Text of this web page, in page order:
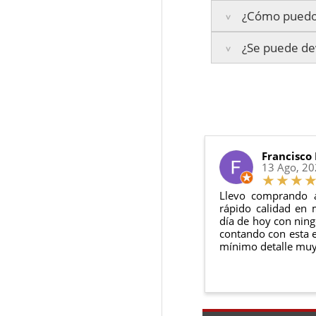
Islas Baleares:El
Los plazos
La garantía varía
3 años de
2 años de
Todas nuestras
¿Cómo
Te enviaremos un
en todo momento.
¿Se puede
El producto
Debe
13 Ago,
Llevo
rápido calidad en
día de hoy con
contando con esta
mínimo detalle